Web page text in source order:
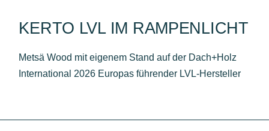
KERTO LVL IM RAMPENLICHT
Metsä Wood mit eigenem Stand auf der Dach+Holz
International 2026 Europas führender LVL-Hersteller